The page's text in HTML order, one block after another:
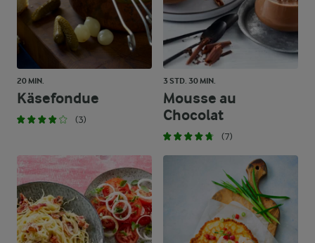
20 MIN.
Käsefondue
(3)
3 STD. 30 MIN.
Mousse au
Chocolat
(7)